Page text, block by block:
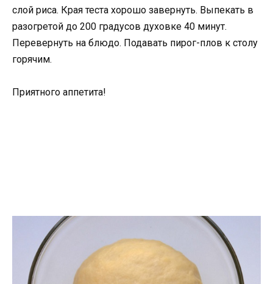
слой риса. Края теста хорошо завернуть. Выпекать в
разогретой до 200 градусов духовке 40 минут.
Перевернуть на блюдо. Подавать пирог-плов к столу
горячим.
Приятного аппетита!